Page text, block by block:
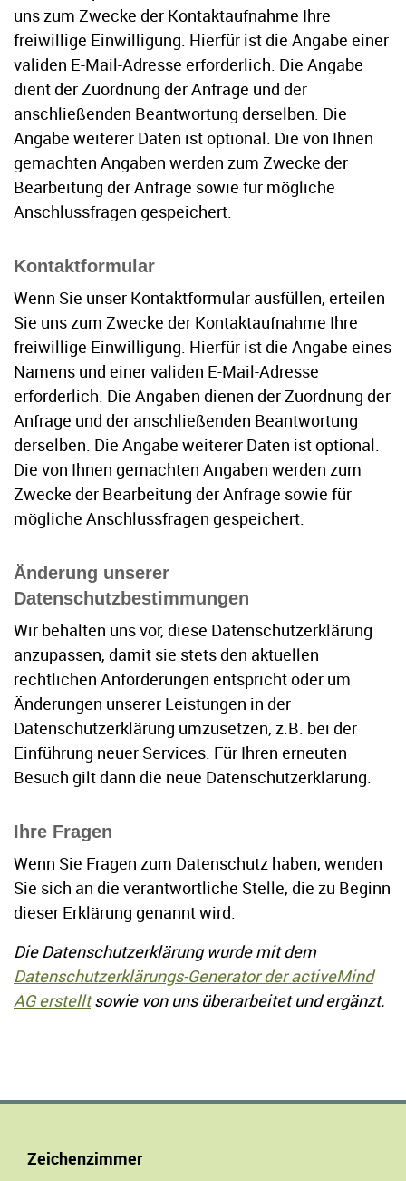
uns zum Zwecke der Kontaktaufnahme Ihre
freiwillige Einwilligung. Hierfür ist die Angabe einer
validen E-Mail-Adresse erforderlich. Die Angabe
dient der Zuordnung der Anfrage und der
anschließenden Beantwortung derselben. Die
Angabe weiterer Daten ist optional. Die von Ihnen
gemachten Angaben werden zum Zwecke der
Bearbeitung der Anfrage sowie für mögliche
Anschlussfragen gespeichert.
Kontaktformular
Wenn Sie unser Kontaktformular ausfüllen, erteilen
Sie uns zum Zwecke der Kontaktaufnahme Ihre
freiwillige Einwilligung. Hierfür ist die Angabe eines
Namens und einer validen E-Mail-Adresse
erforderlich. Die Angaben dienen der Zuordnung der
Anfrage und der anschließenden Beantwortung
derselben. Die Angabe weiterer Daten ist optional.
Die von Ihnen gemachten Angaben werden zum
Zwecke der Bearbeitung der Anfrage sowie für
mögliche Anschlussfragen gespeichert.
Änderung unserer
Datenschutzbestimmungen
Wir behalten uns vor, diese Datenschutzerklärung
anzupassen, damit sie stets den aktuellen
rechtlichen Anforderungen entspricht oder um
Änderungen unserer Leistungen in der
Datenschutzerklärung umzusetzen, z.B. bei der
Einführung neuer Services. Für Ihren erneuten
Besuch gilt dann die neue Datenschutzerklärung.
Ihre Fragen
Wenn Sie Fragen zum Datenschutz haben, wenden
Sie sich an die verantwortliche Stelle, die zu Beginn
dieser Erklärung genannt wird.
Die Datenschutzerklärung wurde mit dem
Datenschutzerklärungs-Generator der activeMind
AG erstelltsowie von uns überarbeitet und ergänzt.
Zeichenzimmer